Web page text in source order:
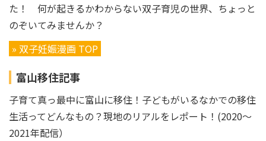
た！ 何が起きるかわからない双子育児の世界、ちょっと
のぞいてみませんか？
» 双子妊娠漫画 TOP
富山移住記事
子育て真っ最中に富山に移住！子どもがいるなかでの移住
生活ってどんなもの？現地のリアルをレポート！(2020～
2021年配信）